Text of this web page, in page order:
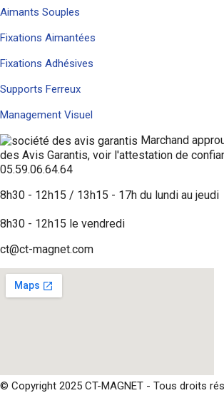
Aimants Souples
Fixations Aimantées
Fixations Adhésives
Supports Ferreux
Management Visuel
Marchand
des Avis Garantis, voir l'attestation de
05.59.06.64.64
8h30 - 12h15 / 13h15 - 17h du lundi au jeudi
8h30 - 12h15 le vendredi
ct@ct-magnet.com
© Copyright 2025 CT-MAGNET - Tous droits